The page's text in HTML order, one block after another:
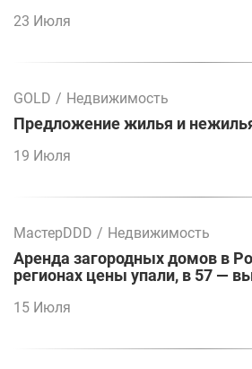
23 Июля
GOLD / Недвижимость
Предложение жилья и
19 Июля
МастерDDD / Недвижимость
Аренда загородных домов в
регионах цены упали, в 57 —
15 Июля